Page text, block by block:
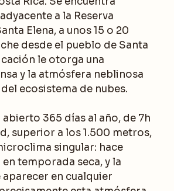
a la Reserva
Elena, a unos 15 o 20
desde el pueblo de Santa
le otorga una
y la atmósfera neblinosa
ecosistema de nubes.
abierto 365 días al año, de 7h
superior a los 1.500 metros,
singular: hace
temporada seca, y la
en cualquier